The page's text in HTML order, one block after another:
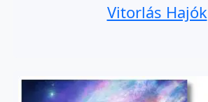
Vitorlás Hajók